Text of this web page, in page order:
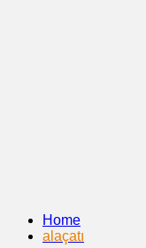
Home
alaçatı